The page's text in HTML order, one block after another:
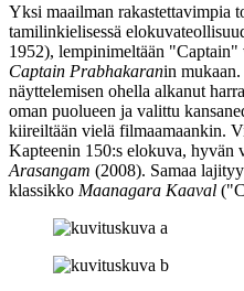
Yksi maailman rakastettavimpia
tamilinkielisessä
1952), lempinimeltään "Captain"
Captain Prabhakaranin
näyttelemisen ohella alkanut
oman puolueen ja valittu
kiireiltään vielä filmaamaankin.
Kapteenin 150:s elokuva, hyvän
Arasangam (2008). Samaa
klassikko Maanagara Kaaval